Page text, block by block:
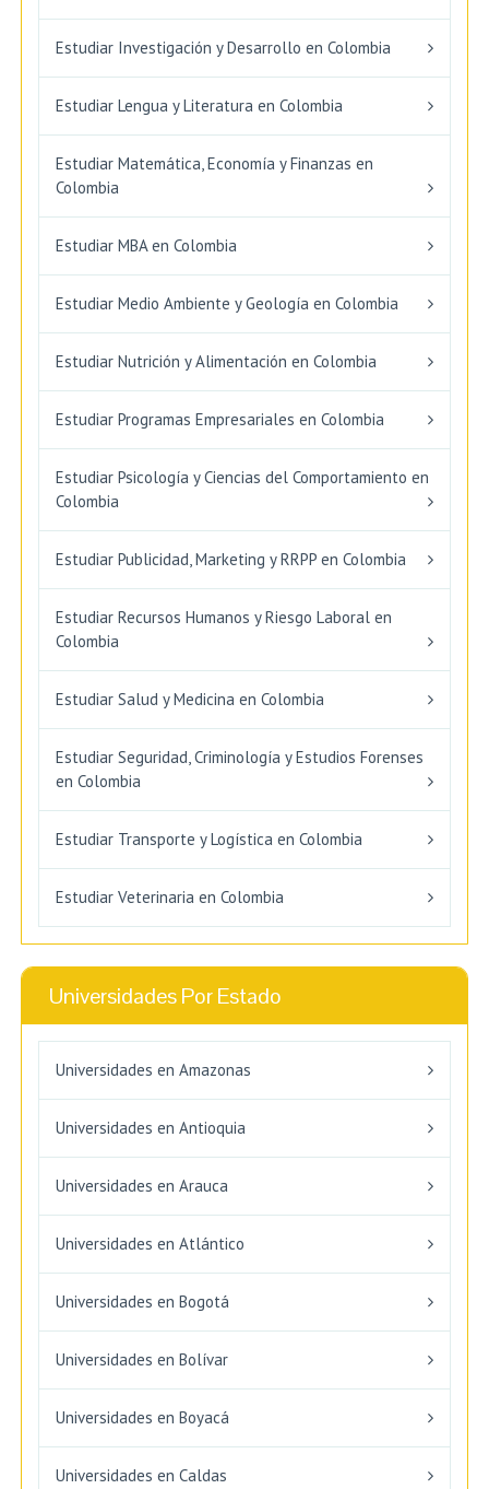
Estudiar Investigación y Desarrollo en Colombia
Estudiar Lengua y Literatura en Colombia
Estudiar Matemática, Economía y Finanzas en
Colombia
Estudiar MBA en Colombia
Estudiar Medio Ambiente y Geología en Colombia
Estudiar Nutrición y Alimentación en Colombia
Estudiar Programas Empresariales en Colombia
Estudiar Psicología y Ciencias del Comportamiento en
Colombia
Estudiar Publicidad, Marketing y RRPP en Colombia
Estudiar Recursos Humanos y Riesgo Laboral en
Colombia
Estudiar Salud y Medicina en Colombia
Estudiar Seguridad, Criminología y Estudios Forenses
en Colombia
Estudiar Transporte y Logística en Colombia
Estudiar Veterinaria en Colombia
Universidades Por Estado
Universidades en Amazonas
Universidades en Antioquia
Universidades en Arauca
Universidades en Atlántico
Universidades en Bogotá
Universidades en Bolívar
Universidades en Boyacá
Universidades en Caldas